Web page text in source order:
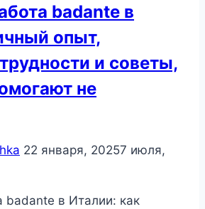
badante в
опыт,
и советы,
не
22 января, 20257 июля,
badante в Италии: как